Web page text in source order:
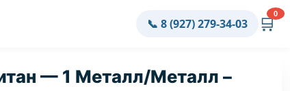
📞 8 (927) 279-34-03 🛒
0
— 1 Металл/Металл –